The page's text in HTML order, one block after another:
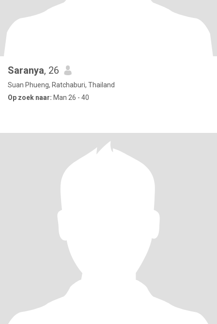
Saranya, 26
Suan Phueng, Ratchaburi, Thailand
Op zoek naar: Man 26 - 40